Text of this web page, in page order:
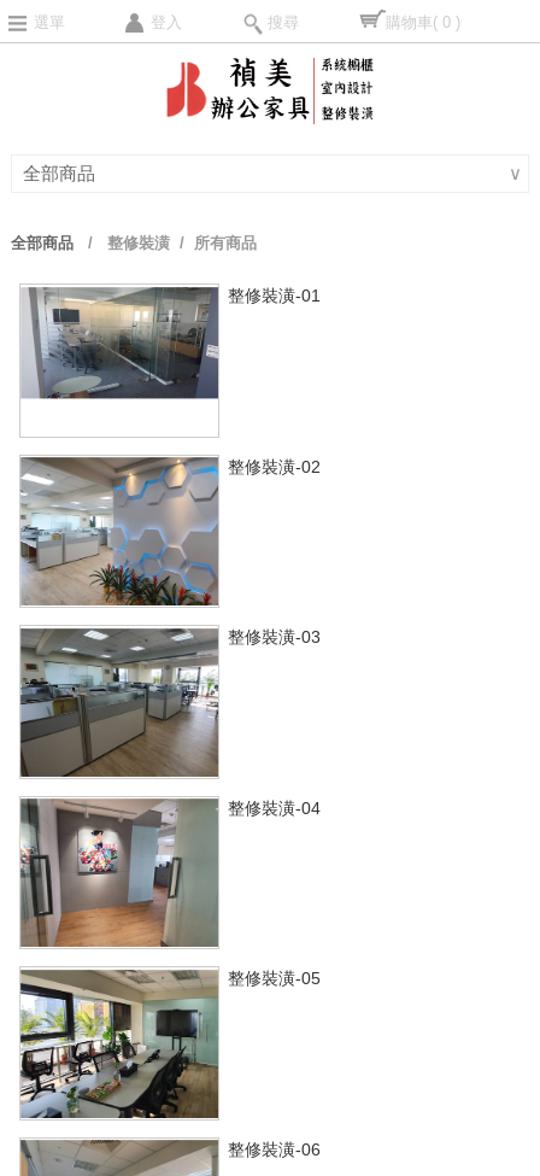
選單 登入 搜尋 購物車( 0 )
全部商品 ∨
全部商品/ 整修裝潢/ 所有商品
整修裝潢-01
整修裝潢-02
整修裝潢-03
整修裝潢-04
整修裝潢-05
整修裝潢-06